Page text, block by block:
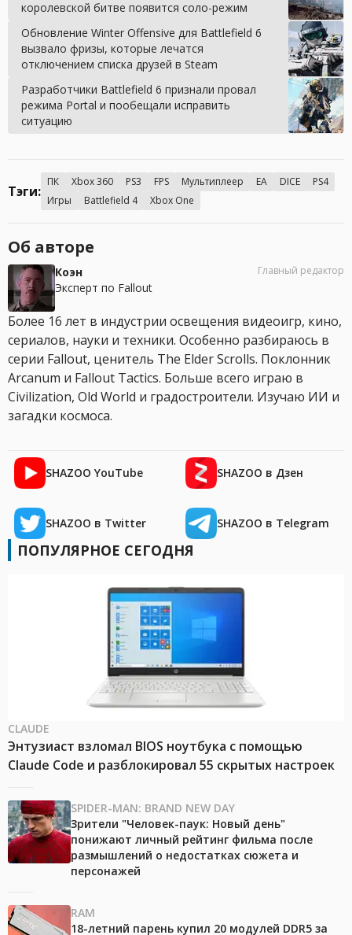
королевской битве появится соло-режим
Обновление Winter Offensive для Battlefield 6
вызвало фризы, которые лечатся
отключением списка друзей в Steam
Разработчики Battlefield 6 признали провал
режима Portal и пообещали исправить
ситуацию
Тэги:
ПК Xbox 360 PS3 FPS Мультиплеер EA DICE
PS4
Игры
Battlefield 4 Xbox One
Об авторе
Коэн
Эксперт по Fallout
Главный редактор
Более 16 лет в индустрии освещения видеоигр, кино,
сериалов, науки и техники. Особенно разбираюсь в
серии Fallout, ценитель The Elder Scrolls. Поклонник
Arcanum и Fallout Tactics. Больше всего играю в
Civilization, Old World и градостроители. Изучаю ИИ и
загадки космоса.
SHAZOO YouTube SHAZOO в Дзен
SHAZOO в Twitter SHAZOO в Telegram
ПОПУЛЯРНОЕ СЕГОДНЯ
CLAUDE
Энтузиаст взломал BIOS ноутбука с помощью
Claude Code и разблокировал 55 скрытых настроек
SPIDER-MAN: BRAND NEW DAY
Зрители "Человек-паук: Новый день"
понижают личный рейтинг фильма после
размышлений о недостатках сюжета и
персонажей
RAM
18-летний парень купил 20 модулей DDR5 за